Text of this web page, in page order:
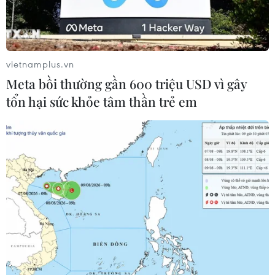
Ảnh minh họa. (Nguồn: defaiya.com)
Theo Kyodo, một nguồn tin chính phủ Nhật Bản
ngày 25/6 cho biết nước này sẽ xem xét đẩy
nhanh kế hoạch nâng cấp hệ thống phòng thủ
vietnamplus.vn
Meta bồi thường gần 600 triệu USD vì gây
tổn hại sức khỏe tâm thần trẻ em